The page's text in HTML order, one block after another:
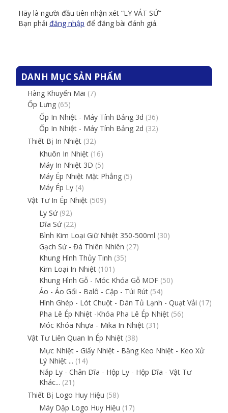
Hãy là người đầu tiên nhận xét “LY VÁT SỨ”
Bạn phải đăng nhập để đăng bài đánh giá.
DANH MỤC SẢN PHẨM
Hàng Khuyến Mãi (7)
Ốp Lưng (65)
Ốp In Nhiệt - Máy Tính Bảng 3d (36)
Ốp In Nhiệt - Máy Tính Bảng 2d (32)
Thiết Bị In Nhiệt (32)
Khuôn In Nhiệt (16)
Máy In Nhiệt 3D (5)
Máy Ép Nhiệt Mặt Phẳng (5)
Máy Ép Ly (4)
Vật Tư In Ép Nhiệt (509)
Ly Sứ (92)
Dĩa Sứ (22)
Bình Kim Loại Giữ Nhiệt 350-500ml (30)
Gạch Sứ - Đá Thiên Nhiên (27)
Khung Hình Thủy Tinh (35)
Kim Loại In Nhiệt (101)
Khung Hình Gỗ - Móc Khóa Gỗ MDF (50)
Áo - Áo Gối - Balô - Cặp - Túi Rút (54)
Hình Ghép - Lót Chuột - Dán Tủ Lạnh - Quạt Vải (17)
Pha Lê Ép Nhiệt -Khóa Pha Lê Ép Nhiệt (56)
Móc Khóa Nhựa - Mika In Nhiệt (31)
Vật Tư Liên Quan In Ép Nhiệt (38)
Mực Nhiệt - Giấy Nhiệt - Băng Keo Nhiệt - Keo Xử
Lý Nhiệt ... (14)
Nắp Ly - Chân Dĩa - Hộp Ly - Hộp Dĩa - Vật Tư
Khác... (21)
Thiết Bị Logo Huy Hiệu (58)
Máy Dập Logo Huy Hiệu (17)